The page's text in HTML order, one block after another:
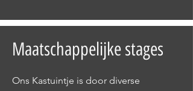
Maatschappelijke stages
Ons Kastuintje is door diverse